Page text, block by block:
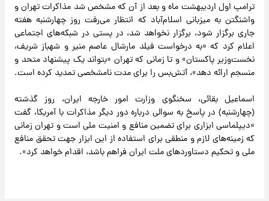
ترامپ اول اردیبهشت ماه و بعد از آن که مشخص شد مذاکرات تهران و
واشنگتن به میزبانی اسلام‌آباد که انتظار می‌رفت روز چهارشنبه هفته
جاری برگزار شود، برگزار نخواهد شد، در پستی در شبکه‌های اجتماعی
اعلام کرد که «به درخواست فیلد مارشال عاصم منیر و شهباز شریف،
نخست‌وزیر پاکستان» و تا زمانی که تهران «بتواند یک پیشنهاد متحد و
منسجم ارائه دهد»، آتش‌بس را برای مدت نامشخصی تمدید کرده است.
اسماعیل بقائی، سخنگوی وزارت امور خارجه ایران، روز گذشته
(چهارشنبه) در پاسخ به سوالی درباره دور دیگر مذاکرات با آمریکا، گفت
«دیپلماسی ابزاری برای تضمین منافع و امنیت ملی است و تهران زمانی
که زمینه‌های لازم و منطقی برای استفاده از این ابزار جهت تحقق منافع
ملی و تحکیم دستاوردهای ملت ایران فراهم باشد، اقدام خواهد کرد».